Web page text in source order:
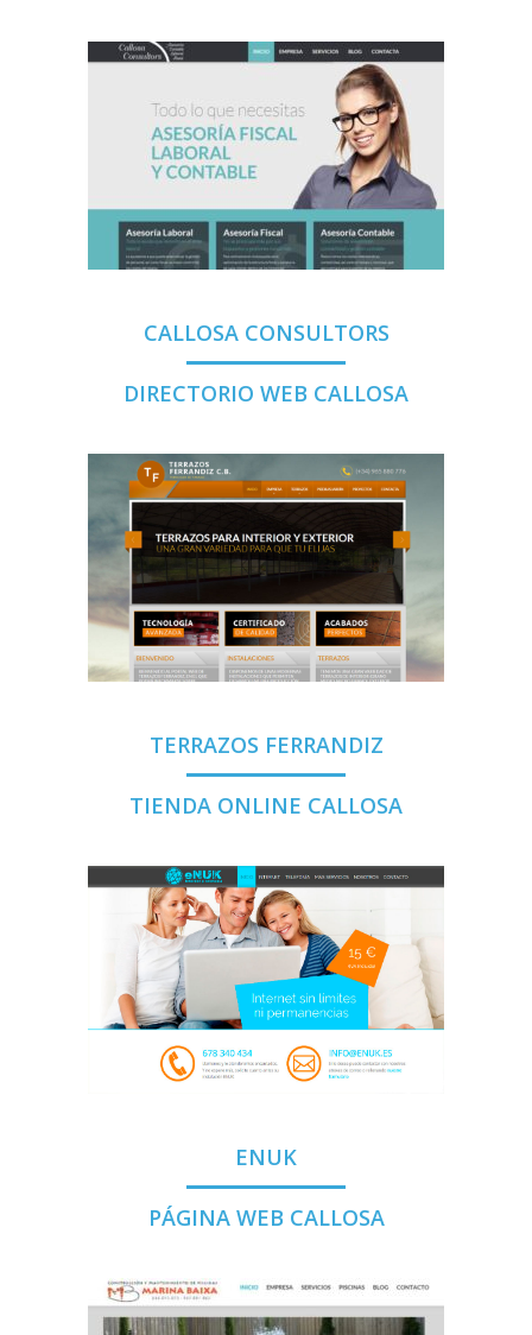
CALLOSA CONSULTORS
DIRECTORIO WEB CALLOSA
TERRAZOS FERRANDIZ
TIENDA ONLINE CALLOSA
ENUK
PÁGINA WEB CALLOSA